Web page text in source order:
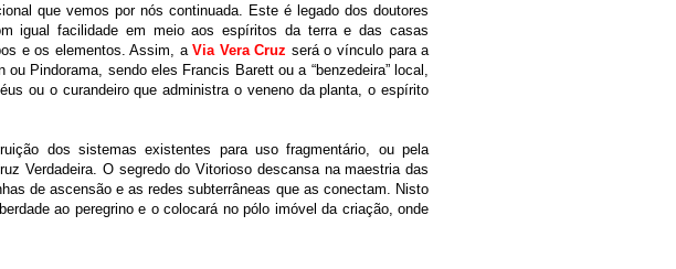
que vemos por nós continuada. Este é legado dos doutores
igual facilidade em meio aos espíritos da terra e das casas
e os elementos. Assim, aVia Vera Cruz será o vínculo para a
Pindorama, sendo eles Francis Barett ou a “benzedeira” local,
ou o curandeiro que administra o veneno da planta, o espírito
dos sistemas existentes para uso fragmentário, ou pela
Verdadeira. O segredo do Vitorioso descansa na maestria das
de ascensão e as redes subterrâneas que as conectam. Nisto
ao peregrino e o colocará no pólo imóvel da criação, onde